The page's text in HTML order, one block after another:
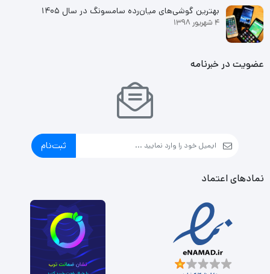
بهترین گوشی‌های میان‌رده سامسونگ در سال ۱۴۰۵
4 شهریور 1398
عضویت در خبرنامه
ثبت‌نام
نمادهای اعتماد